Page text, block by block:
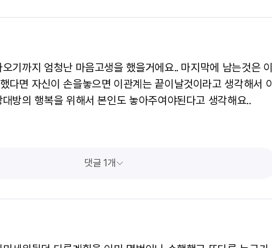
기까지 엄청난 마음고생을 했을거에요.. 마지막에 남는것은 이
다면 자신이 손을놓으면 이관계는 끝이날것이라고 생각해서 이
방의 행복을 위해서 본인도 놓아주여야된다고 생각해요..
댓글 1개